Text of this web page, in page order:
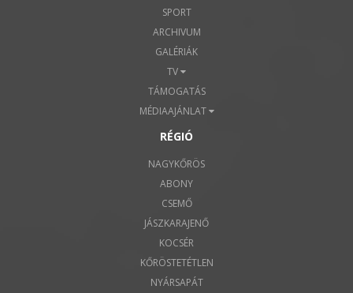
SPORT
ARCHIVUM
GALÉRIÁK
TV
TÁMOGATÁS
MÉDIAAJÁNLAT
RÉGIÓ
NAGYKŐRÖS
ABONY
CSEMŐ
JÁSZKARAJENŐ
KOCSÉR
KŐRÖSTETÉTLEN
NYÁRSAPÁT